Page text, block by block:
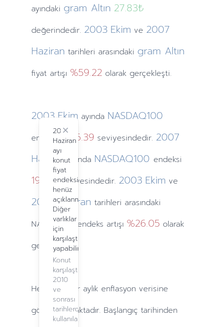
ayındaki gram Altın 27.83₺
değerindedir. 2003 Ekim ve 2007
Haziran tarihleri arasındaki gram Altın
fiyat artışı %59.22olarak gerçekleşti.
2024
Haziran
ayı
konut
fiyat
endeksi
henüz
açıklanmadı.
Diğer
varlıklar
için
karşılaştırma
yapabilirsiniz.
Konut
karşılaştırma,
2010
ve
sonrası
tarihlerde
kullanılabilir.
Close
2003 Ekim ayında NASDAQ100
endeksi1416.39 seviyesindedir. 2007
Haziran ayında NASDAQ100 endeksi
1934.1seviyesindedir. 2003 Ekim ve
2007 Haziran tarihleri arasındaki
NASDAQ100 endeks artışı %26.05 olarak
gerçekleşti.
Hesaplamalar aylık enflasyon verisine
göre yapılmaktadır. Başlangıç tarihinden